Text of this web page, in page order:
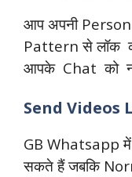
आप अपनी
Pattern से लॉक
आपके Chat को
Send Videos
GB Whatsapp
सकते हैं जबकि